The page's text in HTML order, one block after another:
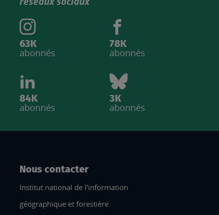
63K
abonnés
78K
abonnés
84K
abonnés
3K
abonnés
Nous contacter
Institut national de l'information
géographique et forestière